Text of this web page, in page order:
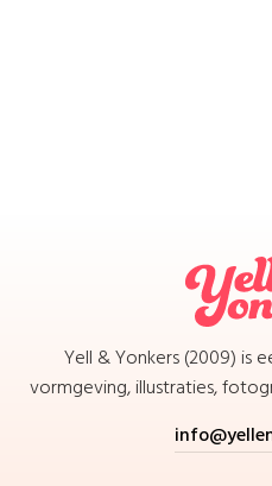
Yell & Yonkers (2009) is
vormgeving, illustraties,